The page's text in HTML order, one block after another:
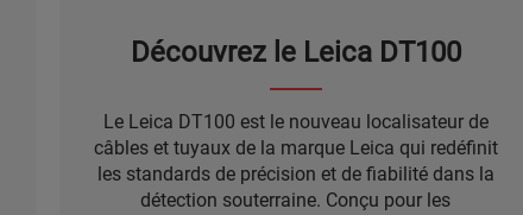
Découvrez le Leica DT100
Le Leica DT100 est le nouveau localisateur de
câbles et tuyaux de la marque Leica qui redéfinit
les standards de précision et de fiabilité dans la
détection souterraine. Conçu pour les